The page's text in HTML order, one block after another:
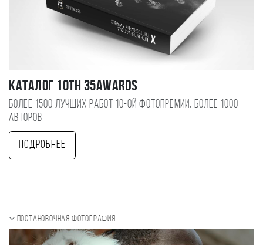
Каталог 10TH 35AWARDS
Более 1500 лучших работ 10-ой фотопремии, более 1000
авторов
Подробнее
Постановочная фотография